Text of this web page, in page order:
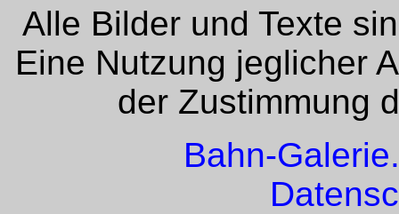
Alle Bilder und Texte
Eine Nutzung jeglicher
der Zustimmung
Bahn-